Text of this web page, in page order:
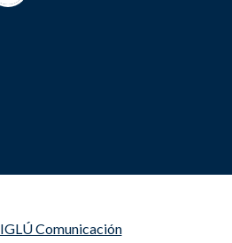
IGLÚ Comunicación